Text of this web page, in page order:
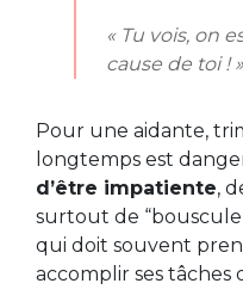
« Tu vois, on
cause de toi ! »
Pour une aidante,
longtemps est
d’être impatiente,
surtout de
qui doit souvent
accomplir ses tâches